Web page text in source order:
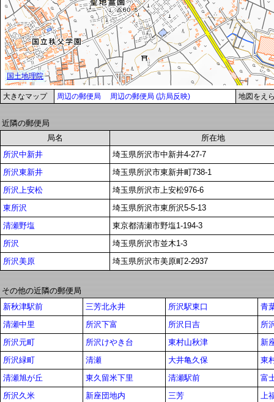
大きなマップ 周辺の郵便局 周辺の郵便局 (訪局反映) 地図をえ
近隣の郵便局
局名
所在地
所沢中新井
埼玉県所沢市中新井4-27-7
所沢東新井
埼玉県所沢市東新井町738-1
所沢上安松
埼玉県所沢市上安松976-6
東所沢
埼玉県所沢市東所沢5-5-13
清瀬野塩
東京都清瀬市野塩1-194-3
所沢
埼玉県所沢市並木1-3
所沢美原
埼玉県所沢市美原町2-2937
その他の近隣の郵便局
新秋津駅前
三芳北永井 所沢駅東口
青
清瀬中里
所沢下富 所沢日吉
所
所沢元町
所沢けやき台 東村山秋津
新
所沢緑町
清瀬 大井亀久保
東
清瀬旭が丘
東久留米下里 清瀬駅前
富
所沢久米
新座団地内 三芳
上